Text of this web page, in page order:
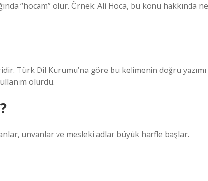
“hocam” olur. Örnek: Ali Hoca, bu konu hakkında ne
Türk Dil Kurumu’na göre bu kelimenin doğru yazımı
olurdu.
unvanlar ve mesleki adlar büyük harfle başlar.